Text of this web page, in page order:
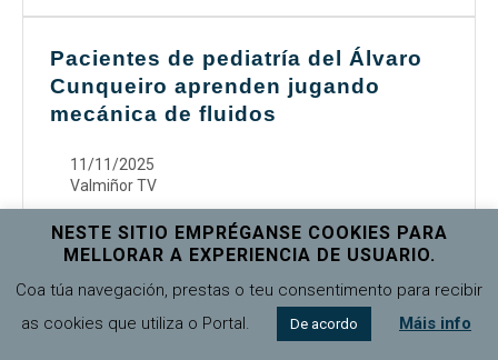
Pacientes de pediatría del Álvaro
Cunqueiro aprenden jugando
mecánica de fluidos
11/11/2025
Valmiñor TV
Galicia loce investigación e
innovación ante unha delegación
internacional de RAICEX
NESTE SITIO EMPRÉGANSE COOKIES PARA
MELLORAR A EXPERIENCIA DE USUARIO.
Coa túa navegación, prestas o teu consentimento para recibir
as cookies que utiliza o Portal.
De acordo Máis info